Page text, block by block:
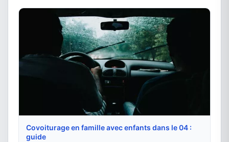
Covoiturage en famille avec enfants dans le 04 :
guide